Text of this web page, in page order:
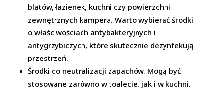
blatów, łazienek, kuchni czy powierzchni
zewnętrznych kampera. Warto wybierać środki
o właściwościach antybakteryjnych i
antygrzybiczych, które skutecznie dezynfekują
przestrzeń.
Środki do neutralizacji zapachów. Mogą być
stosowane zarówno w toalecie, jak i w kuchni.